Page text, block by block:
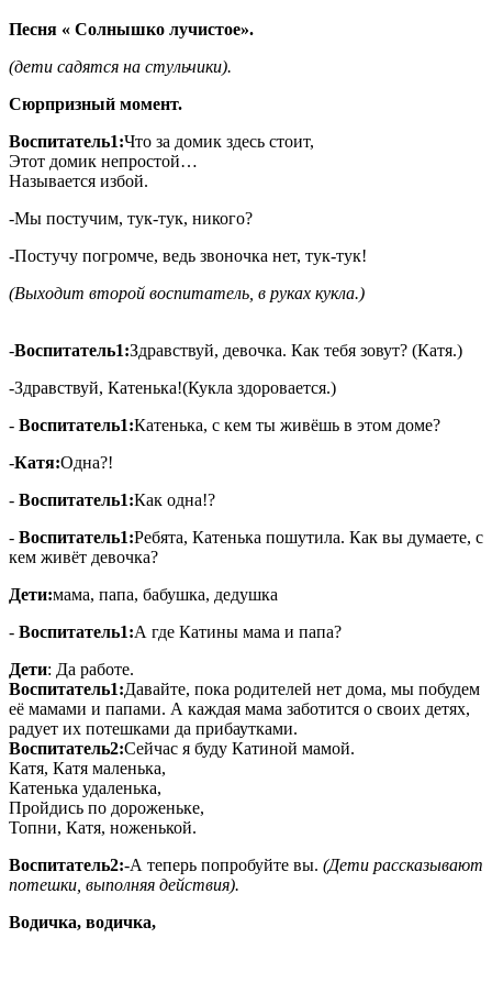
Песня « Солнышко лучистое».
(дети садятся на стульчики).
Сюрпризный момент.
Воспитатель1:Что за домик здесь стоит,
Этот домик непростой…
Называется избой.
-Мы постучим, тук-тук, никого?
-Постучу погромче, ведь звоночка нет, тук-тук!
(Выходит второй воспитатель, в руках кукла.)
-Воспитатель1:Здравствуй, девочка. Как тебя зовут? (Катя.)
-Здравствуй, Катенька!(Кукла здоровается.)
- Воспитатель1:Катенька, с кем ты живёшь в этом доме?
-Катя:Одна?!
- Воспитатель1:Как одна!?
- Воспитатель1:Ребята, Катенька пошутила. Как вы думаете, с
кем живёт девочка?
Дети:мама, папа, бабушка, дедушка
- Воспитатель1:А где Катины мама и папа?
Дети: Да работе.
Воспитатель1:Давайте, пока родителей нет дома, мы побудем
её мамами и папами. А каждая мама заботится о своих детях,
радует их потешками да прибаутками.
Воспитатель2:Сейчас я буду Катиной мамой.
Катя, Катя маленька,
Катенька удаленька,
Пройдись по дороженьке,
Топни, Катя, ноженькой.
Воспитатель2:-А теперь попробуйте вы. (Дети рассказывают
потешки, выполняя действия).
Водичка, водичка,